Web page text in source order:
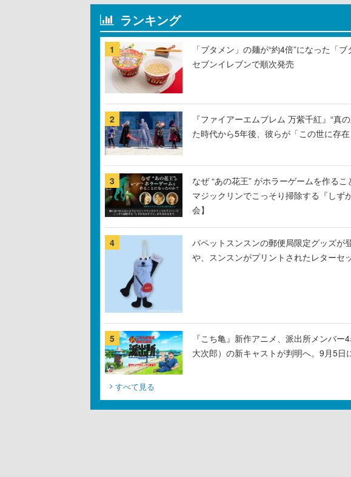
ランキング
1
「ブタメン」の麺が“約4倍”になった「
セブンイレブンで順次発売
2
『ファイアーエムブレム 万紫千紅』“真
た時代から5年後、彼らが「この世に存
3
なぜ “あの花王” がホラーゲームを作る
マジックリンでこっそり掃除する『しず
会】
4
パペットスンスンの郵便局限定グッズが
や、スンスンがプリントされたレターセ
5
『こち亀』新作アニメ、派出所メンバ
大次郎）の新キャストが判明へ。9月5日
すべて見る